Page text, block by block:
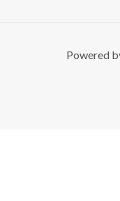
Powered